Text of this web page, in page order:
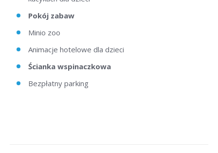
Pokój zabaw
Minio zoo
Animacje hotelowe dla dzieci
Ścianka wspinaczkowa
Bezpłatny parking